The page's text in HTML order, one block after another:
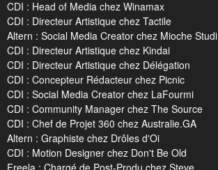
CDI : Head of Media chez Winamax
CDI : Directeur Artistique chez Tactile
Altern : Social Media Creator chez Mioche Studi
CDI : Directeur Artistique chez Kindai
CDI : Directeur Artistique chez Délégation
CDI : Concepteur Rédacteur chez Picnic
CDI : Social Media Creator chez LaFourmi
CDI : Community Manager chez The Source
CDI : Chef de Projet 360 chez Australie.GA
Altern : Graphiste chez Drôles d'Oi
CDI : Motion Designer chez Don't Be Old
Freela : Chargé de Post-Produ chez Steve